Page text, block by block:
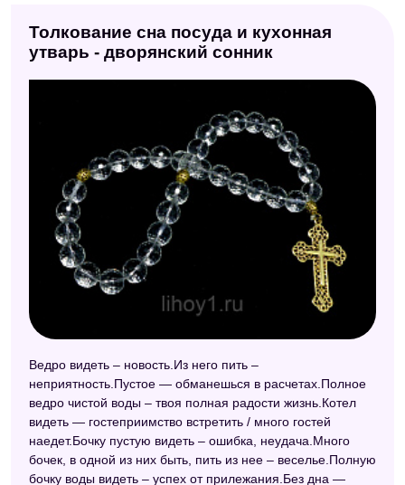
Толкование сна посуда и кухонная
утварь - дворянский сонник
Ведро видеть – новость.Из него пить –
неприятность.Пустое — обманешься в расчетах.Полное
ведро чистой воды – твоя полная радости жизнь.Котел
видеть — гостеприимство встретить / много гостей
наедет.Бочку пустую видеть – ошибка, неудача.Много
бочек, в одной из них быть, пить из нее – веселье.Полную
бочку воды видеть – успех от прилежания.Без дна —